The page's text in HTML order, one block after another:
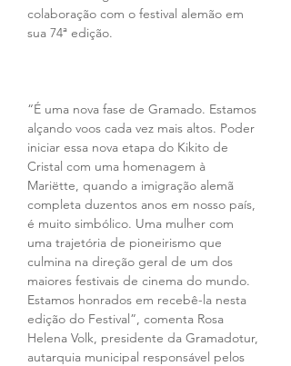
colaboração com o festival alemão em
sua 74ª edição.
“É uma nova fase de Gramado. Estamos
alçando voos cada vez mais altos. Poder
iniciar essa nova etapa do Kikito de
Cristal com uma homenagem à
Mariëtte, quando a imigração alemã
completa duzentos anos em nosso país,
é muito simbólico. Uma mulher com
uma trajetória de pioneirismo que
culmina na direção geral de um dos
maiores festivais de cinema do mundo.
Estamos honrados em recebê-la nesta
edição do Festival”, comenta Rosa
Helena Volk, presidente da Gramadotur,
autarquia municipal responsável pelos